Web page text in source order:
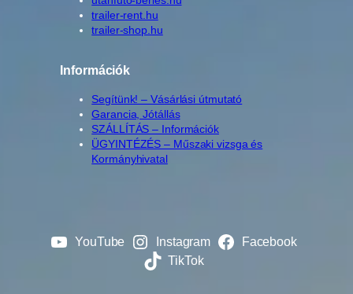
trailer-rent.hu
trailer-shop.hu
Információk
Segítünk! – Vásárlási útmutató
Garancia, Jótállás
SZÁLLÍTÁS – Információk
ÜGYINTÉZÉS – Műszaki vizsga és
Kormányhivatal
YouTube Instagram
Facebook
TikTok